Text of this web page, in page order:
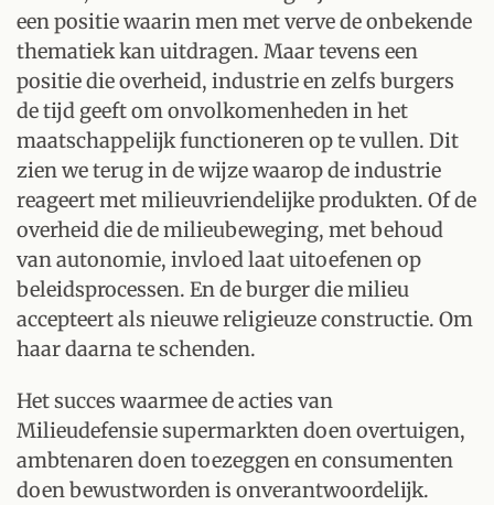
een positie waarin men met verve de onbekende
thematiek kan uitdragen. Maar tevens een
positie die overheid, industrie en zelfs burgers
de tijd geeft om onvolkomenheden in het
maatschappelijk functioneren op te vullen. Dit
zien we terug in de wijze waarop de industrie
reageert met milieuvriendelijke produkten. Of de
overheid die de milieubeweging, met behoud
van autonomie, invloed laat uitoefenen op
beleidsprocessen. En de burger die milieu
accepteert als nieuwe religieuze constructie. Om
haar daarna te schenden.
Het succes waarmee de acties van
Milieudefensie supermarkten doen overtuigen,
ambtenaren doen toezeggen en consumenten
doen bewustworden is onverantwoordelijk.